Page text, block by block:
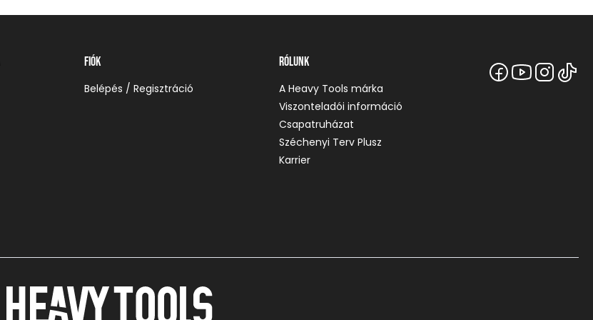
Fiók
Belépés / Regisztráció
Rólunk
A Heavy Tools márka
Viszonteladói információ
Csapatruházat
Széchenyi Terv Plusz
Karrier